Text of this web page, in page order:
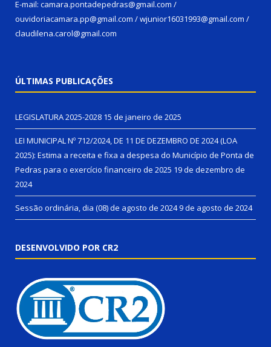
E-mail: camara.pontadepedras@gmail.com /
ouvidoriacamara.pp@gmail.com / wjunior16031993@gmail.com /
claudilena.carol@gmail.com
ÚLTIMAS PUBLICAÇÕES
LEGISLATURA 2025-2028 15 de janeiro de 2025
LEI MUNICIPAL Nº 712/2024, DE 11 DE DEZEMBRO DE 2024 (LOA
2025): Estima a receita e fixa a despesa do Município de Ponta de
Pedras para o exercício financeiro de 2025 19 de dezembro de
2024
Sessão ordinária, dia (08) de agosto de 20249 de agosto de 2024
DESENVOLVIDO POR CR2